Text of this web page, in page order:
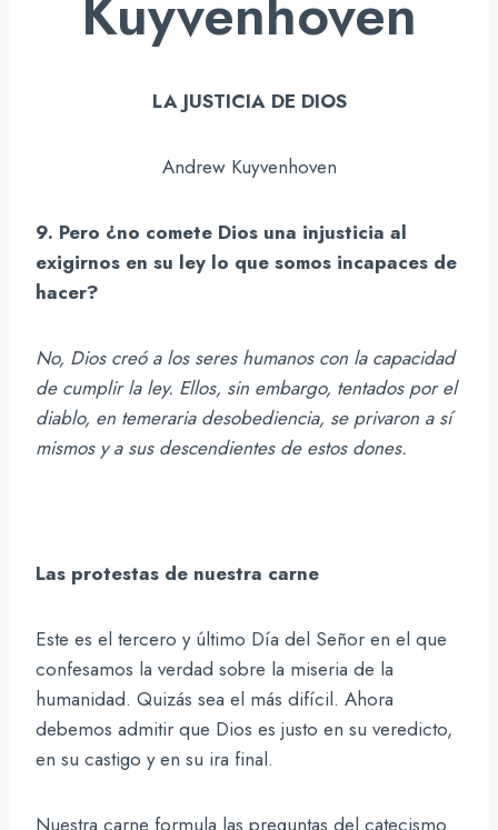
LA JUSTICIA DE DIOS
Andrew Kuyvenhoven
9. Pero ¿no comete Dios una injusticia al
exigirnos en su ley lo que somos incapaces de
hacer?
No, Dios creó a los seres humanos con la capacidad
de cumplir la ley. Ellos, sin embargo, tentados por el
diablo, en temeraria desobediencia, se privaron a sí
mismos y a sus descendientes de estos dones.
Las protestas de nuestra carne
Este es el tercero y último Día del Señor en el que
confesamos la verdad sobre la miseria de la
humanidad. Quizás sea el más difícil. Ahora
debemos admitir que Dios es justo en su veredicto,
en su castigo y en su ira final.
Nuestra carne formula las preguntas del catecismo